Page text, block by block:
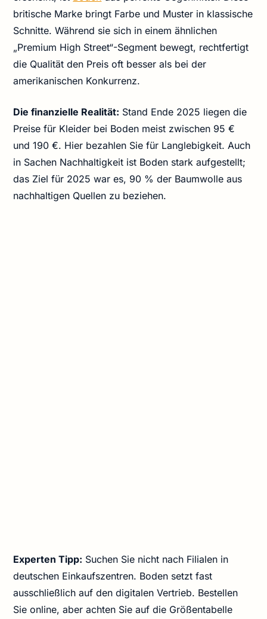
britische Marke bringt Farbe und Muster in klassische
Schnitte. Während sie sich in einem ähnlichen
„Premium High Street“-Segment bewegt, rechtfertigt
die Qualität den Preis oft besser als bei der
amerikanischen Konkurrenz.
Die finanzielle Realität: Stand Ende 2025 liegen die
Preise für Kleider bei Boden meist zwischen 95 €
und 190 €. Hier bezahlen Sie für Langlebigkeit. Auch
in Sachen Nachhaltigkeit ist Boden stark aufgestellt;
das Ziel für 2025 war es, 90 % der Baumwolle aus
nachhaltigen Quellen zu beziehen.
Experten Tipp: Suchen Sie nicht nach Filialen in
deutschen Einkaufszentren. Boden setzt fast
ausschließlich auf den digitalen Vertrieb. Bestellen
Sie online, aber achten Sie auf die Größentabelle